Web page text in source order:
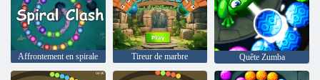
Affrontement en spirale Tireur de marbre Quête Zumba